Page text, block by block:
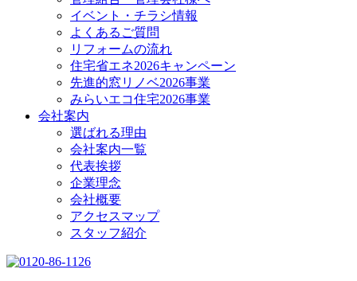
イベント・チラシ情報
よくあるご質問
リフォームの流れ
住宅省エネ2026キャンペーン
先進的窓リノベ2026事業
みらいエコ住宅2026事業
会社案内
選ばれる理由
会社案内一覧
代表挨拶
企業理念
会社概要
アクセスマップ
スタッフ紹介